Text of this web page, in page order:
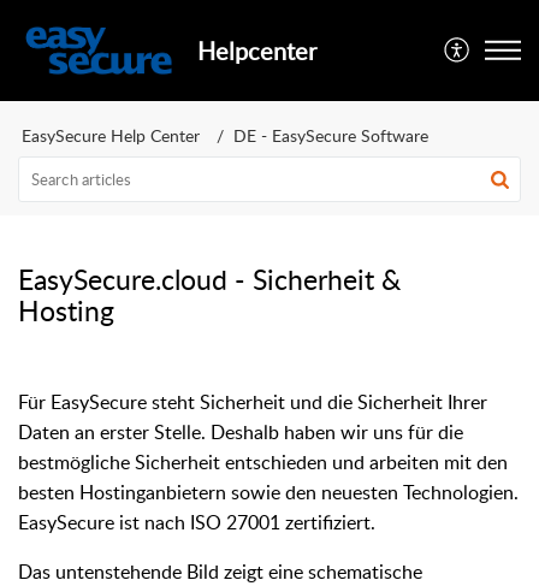
Helpcenter
EasySecure Help Center DE - EasySecure Software
EasySecure.cloud - Sicherheit &
Hosting
Für EasySecure steht Sicherheit und die Sicherheit Ihrer
Daten an erster Stelle. Deshalb haben wir uns für die
bestmögliche Sicherheit entschieden und arbeiten mit den
besten Hostinganbietern sowie den neuesten Technologien.
EasySecure ist nach ISO 27001 zertifiziert.
Das untenstehende Bild zeigt eine schematische